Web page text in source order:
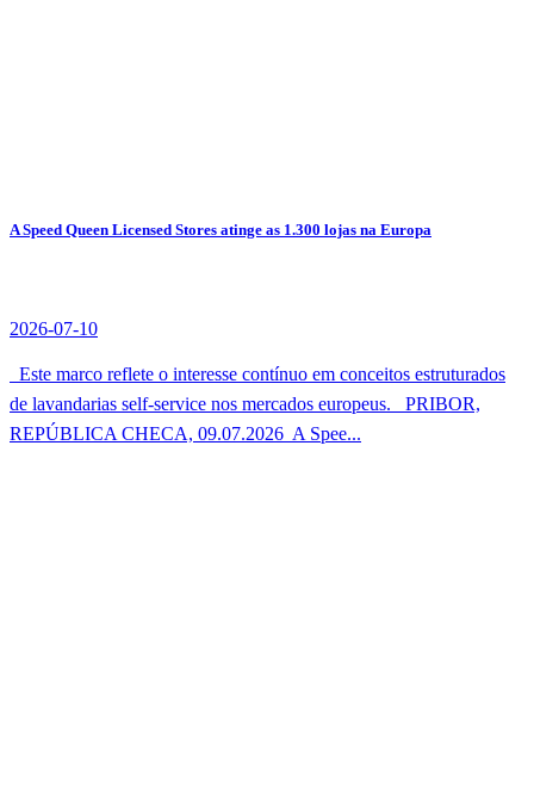
A Speed Queen Licensed Stores atinge as 1.300 lojas na Europa
2026-07-10
Este marco reflete o interesse contínuo em conceitos estruturados
de lavandarias self-service nos mercados europeus. PRIBOR,
REPÚBLICA CHECA, 09.07.2026  A Spee...